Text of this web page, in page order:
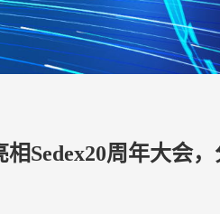
Sedex20周年大会